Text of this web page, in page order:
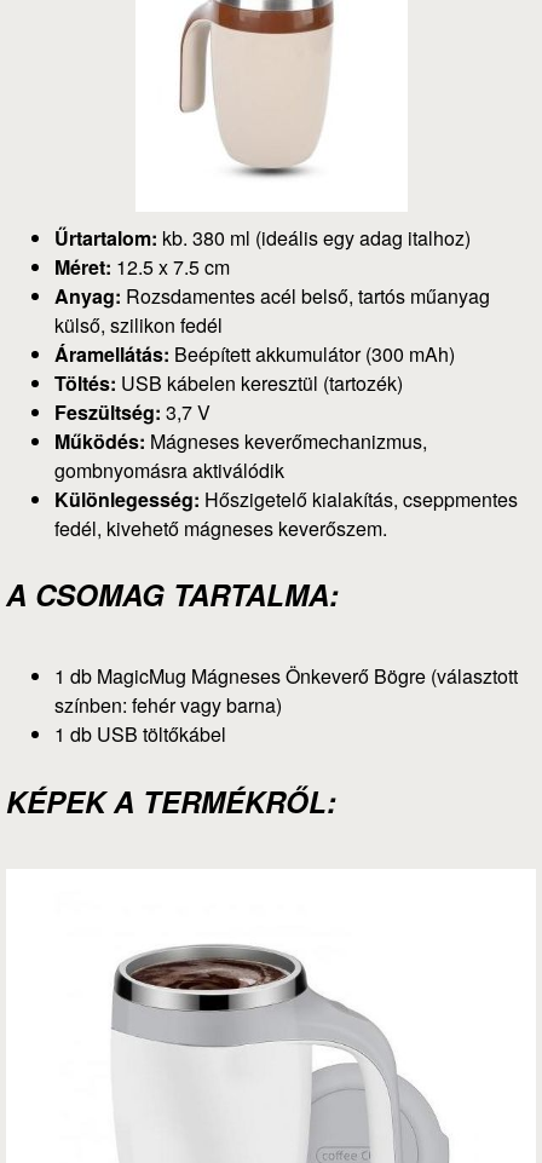
Űrtartalom: kb. 380 ml (ideális egy adag italhoz)
Méret: 12.5 x 7.5 cm
Anyag: Rozsdamentes acél belső, tartós műanyag
külső, szilikon fedél
Áramellátás: Beépített akkumulátor (300 mAh)
Töltés: USB kábelen keresztül (tartozék)
Feszültség: 3,7 V
Működés: Mágneses keverőmechanizmus,
gombnyomásra aktiválódik
Különlegesség: Hőszigetelő kialakítás, cseppmentes
fedél, kivehető mágneses keverőszem.
A CSOMAG TARTALMA:
1 db MagicMug Mágneses Önkeverő Bögre (választott
színben: fehér vagy barna)
1 db USB töltőkábel
KÉPEK A TERMÉKRŐL: